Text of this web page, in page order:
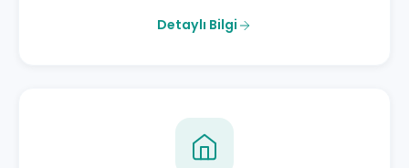
Detaylı Bilgi